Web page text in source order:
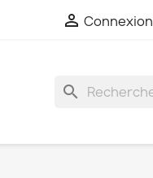
 Connexion
search